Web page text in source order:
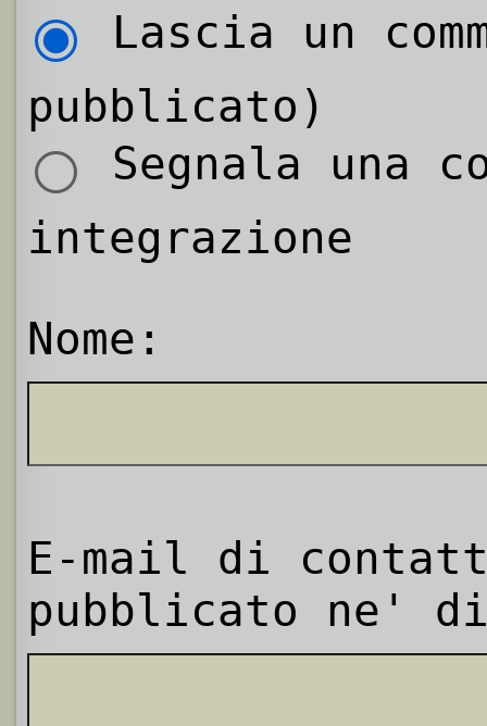
Lascia un
pubblicato)
Segnala una
integrazione
Nome:
E-mail di
pubblicato ne'